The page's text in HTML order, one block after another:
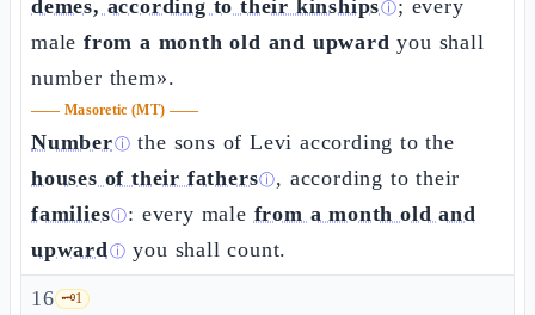
demes, according to their kinshipsⓘ; every
male from a month old and upward you shall
number them».
—— Masoretic (MT) ——
Numberⓘ the sons of Levi according to the
houses of their fathersⓘ, according to their
familiesⓘ: every male from a month old and
upwardⓘ you shall count.
16 🗝️1